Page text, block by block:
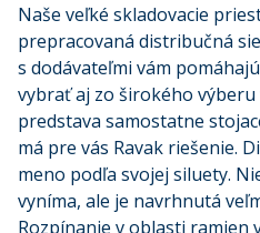
Naše veľké skladovacie
prepracovaná distribučná
s dodávateľmi vám
vybrať aj zo širokého výberu
predstava samostatne
má pre vás Ravak riešenie.
meno podľa svojej siluety.
vyníma, ale je navrhnutá
Rozpínanie v oblasti ramien